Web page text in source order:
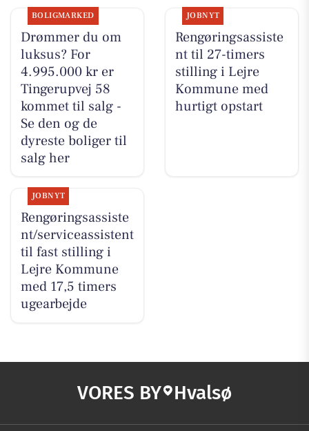
BOLIGMARKED
Drømmer du om
luksus? For
4.995.000 kr er
Tingerupvej 58
kommet til salg -
Se den og de
dyreste boliger til
salg her
JOBNYT
Rengøringsassiste
nt til 27-timers
stilling i Lejre
Kommune med
hurtigt opstart
JOBNYT
Rengøringsassiste
nt/serviceassistent
til fast stilling i
Lejre Kommune
med 17,5 timers
ugearbejde
VORES BY Hvalsø